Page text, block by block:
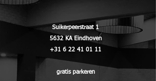
Suikerpeerstraat 1
5632 KA Eindhoven
+31 6 22 41 01 11
gratis parkeren